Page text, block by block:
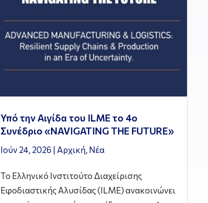
Υπό την Αιγίδα του ILME το 4ο
Συνέδριο «NAVIGATING THE FUTURE»
Ιούν 24, 2026 | Αρχική, Νέα
Το Ελληνικό Ινστιτούτο Διαχείρισης
Εφοδιαστικής Αλυσίδας (ILME) ανακοινώνει